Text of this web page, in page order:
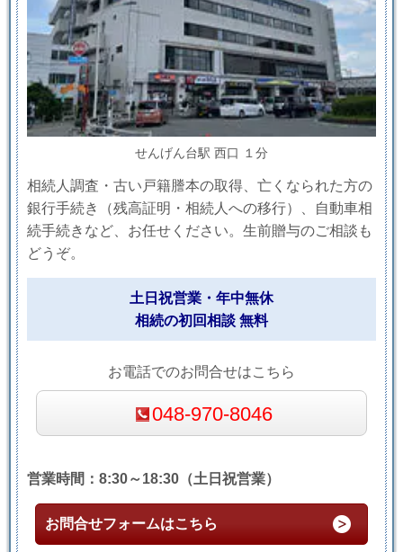
せんげん台駅 西口 １分
相続人調査・古い戸籍謄本の取得、亡くなられた方の
銀行手続き（残高証明・相続人への移行）、自動車相
続手続きなど、お任せください。生前贈与のご相談も
どうぞ。
土日祝営業・年中無休
相続の初回相談 無料
お電話でのお問合せはこちら
048-970-8046
営業時間：8:30～18:30（土日祝営業）
お問合せフォームはこちら